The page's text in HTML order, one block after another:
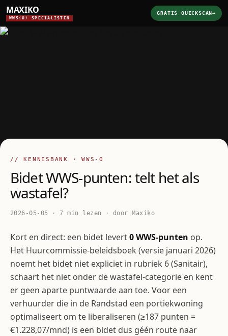
MAXIKO
WWS(O) SPECIALISTEN
GRATIS QUICKSCAN→
// KENNISBANK · WWS-O
Bidet WWS-punten: telt het als
wastafel?
2026-05-05 · 7 min lezen · door Maxiko
Kort en direct: een bidet levert0 WWS-punten op.
Het Huurcommissie-beleidsboek (versie januari 2026)
noemt het bidet niet expliciet in rubriek 6 (Sanitair),
schaart het niet onder de wastafel-categorie en kent
er geen aparte puntwaarde aan toe. Voor een
verhuurder die in de Randstad een portiekwoning
optimaliseert om te liberaliseren (≥187 punten =
€1.228,07/mnd) is een bidet dus géén route naar